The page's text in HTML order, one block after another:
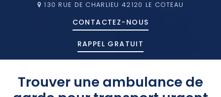
130 RUE DE CHARLIEU 42120 LE COTEAU
CONTACTEZ- NOUS
RAPPEL GRATUIT
Trouver une ambulance de